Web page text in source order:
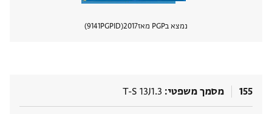
נמצא בPGP מאז 2017
PGPID
9141
155 מסמך משפטי T-S 13J1.3